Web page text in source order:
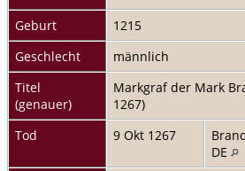
Geburt
1215
Geschlecht
männlich
Titel
(genauer)
Markgraf der Mark
1267)
Tod
9 Okt 1267
DE